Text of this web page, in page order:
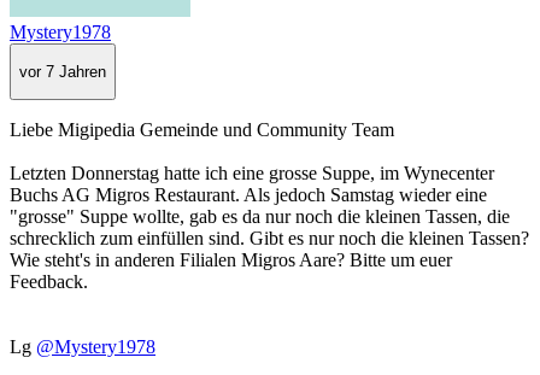
Mystery1978
vor 7 Jahren
Liebe Migipedia Gemeinde und Community Team
Letzten Donnerstag hatte ich eine grosse Suppe, im Wynecenter
Buchs AG Migros Restaurant. Als jedoch Samstag wieder eine
"grosse" Suppe wollte, gab es da nur noch die kleinen Tassen, die
schrecklich zum einfüllen sind. Gibt es nur noch die kleinen Tassen?
Wie steht's in anderen Filialen Migros Aare? Bitte um euer
Feedback.
Lg @Mystery1978